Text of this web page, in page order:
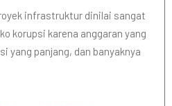
infrastruktur dinilai sangat
korupsi karena anggaran yang
yang panjang, dan banyaknya